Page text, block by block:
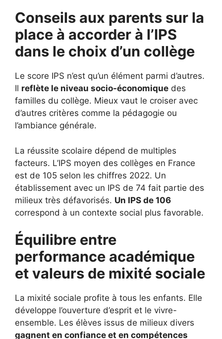
Conseils aux parents sur la
place à accorder à l’IPS
dans le choix d’un collège
Le score IPS n’est qu’un élément parmi d’autres.
Il reflète le niveau socio-économique des
familles du collège. Mieux vaut le croiser avec
d’autres critères comme la pédagogie ou
l’ambiance générale.
La réussite scolaire dépend de multiples
facteurs. L’IPS moyen des collèges en France
est de 105 selon les chiffres 2022. Un
établissement avec un IPS de 74 fait partie des
milieux très défavorisés. Un IPS de 106
correspond à un contexte social plus favorable.
Équilibre entre
performance académique
et valeurs de mixité sociale
La mixité sociale profite à tous les enfants. Elle
développe l’ouverture d’esprit et le vivre-
ensemble. Les élèves issus de milieux divers
gagnent en confiance et en compétences